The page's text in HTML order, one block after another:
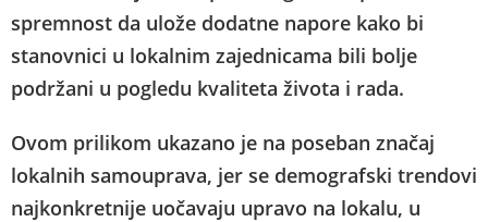
spremnost da ulože dodatne napore kako bi
stanovnici u lokalnim zajednicama bili bolje
podržani u pogledu kvaliteta života i rada.
Ovom prilikom ukazano je na poseban značaj
lokalnih samouprava, jer se demografski trendovi
najkonkretnije uočavaju upravo na lokalu, u